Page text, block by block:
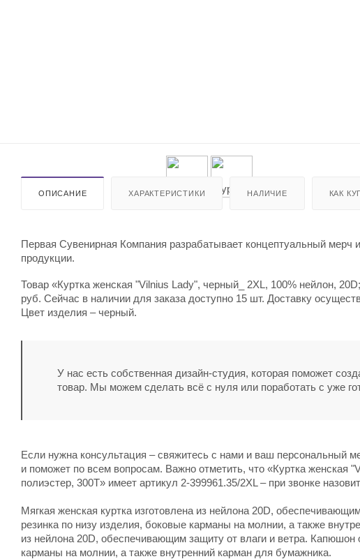
ОПИСАНИЕ ХАРАКТЕРИСТИКИ НАЛИЧИЕ КАК
Первая Сувенирная Компания разрабатывает концептуальный мерч
продукции.
Товар «Куртка женская "Vilnius Lady", черный_ 2XL, 100% нейлон,
руб. Сейчас в наличии для заказа доступно 15 шт. Доставку
Цвет изделия – черный.
У нас есть собственная дизайн-студия, которая поможет
товар. Мы можем сделать всё с нуля или поработать с уже
Если нужна консультация – свяжитесь с нами и ваш персональный
и поможет по всем вопросам. Важно отметить, что «Куртка женская
полиэстер, 300T» имеет артикул 2-399961.35/2XL – при звонке
Мягкая женская куртка изготовлена из нейлона 20D,
резинка по низу изделия, боковые карманы на молнии, а также
из нейлона 20D, обеспечивающим защиту от влаги и ветра. Капюшон
карманы на молнии, а также внутренний карман для бумажника.